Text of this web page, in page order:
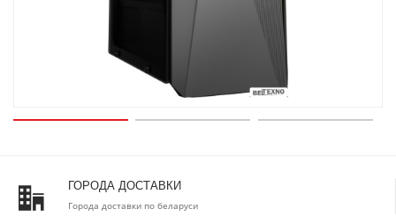
ГОРОДА ДОСТАВКИ
Города доставки по беларуси